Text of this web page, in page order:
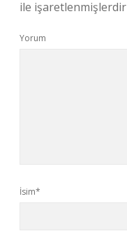
ile işaretlenmişlerdir
Yorum
İsim*